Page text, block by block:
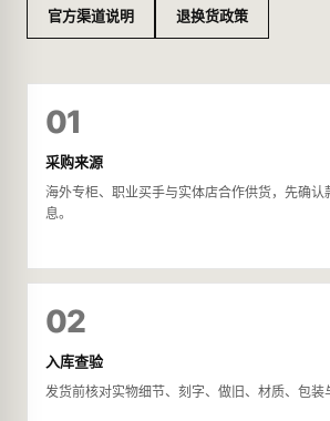
官方渠道说明 退换货政策
01
采购来源
海外专柜、职业买手与实体店合作供货，先确认
息。
02
入库查验
发货前核对实物细节、刻字、做旧、材质、包装